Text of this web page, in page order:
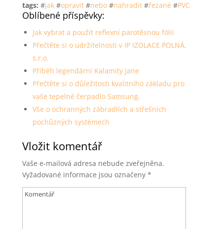
tags: #jak#opravit#nebo#nahradit#řezané #PVC
Oblíbené příspěvky:
Jak vybrat a použít reflexní parotěsnou fólii
Přečtěte si o udržitelnosti v IP IZOLACE POLNÁ,
s.r.o.
Příběh legendární Kalamity Jane
Přečtěte si o důležitosti kvalitního základu pro
vaše tepelné čerpadlo Samsung.
Vše o ochranných zábradlích a střešních
pochůzných systémech
Vložit komentář
Vaše e-mailová adresa nebude zveřejněna.
Vyžadované informace jsou označeny *